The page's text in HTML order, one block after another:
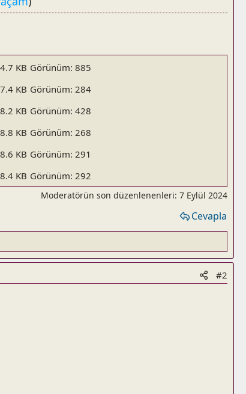
KB Görünüm: 885
KB Görünüm: 284
KB Görünüm: 428
KB Görünüm: 268
KB Görünüm: 291
KB Görünüm: 292
Moderatörün son düzenlenenleri: 7 Eylül 2024
Cevapla
#2